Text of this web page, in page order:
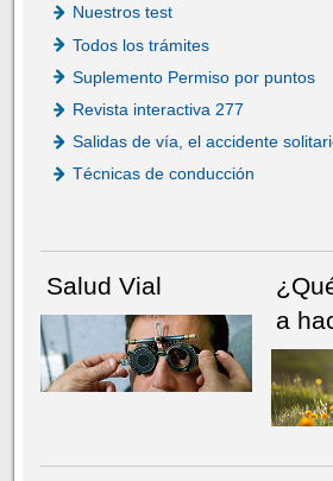
Nuestros test
Todos los trámites
Suplemento Permiso por puntos
Revista interactiva 277
Salidas de vía, el accidente
Técnicas de conducción
Salud Vial
a